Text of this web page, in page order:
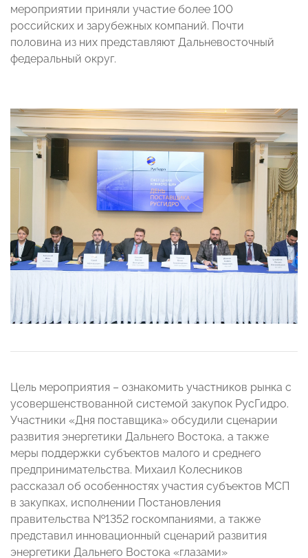
мероприятии приняли участие более 100
российских и зарубежных компаний. Почти
половина из них представляют Дальневосточный
федеральный округ.
Цель мероприятия – ознакомить участников рынка с
усовершенствованной системой закупок РусГидро.
Участники «Дня поставщика» обсудили сценарии
развития энергетики Дальнего Востока, а также
меры поддержки субъектов малого и среднего
предпринимательства. Михаил Колесников
рассказал об особенностях участия субъектов МСП
в закупках, исполнении Постановления
правительства №1352 госкомпаниями, а также
представил инновационный сценарий развития
энергетики Дальнего Востока «глазами»